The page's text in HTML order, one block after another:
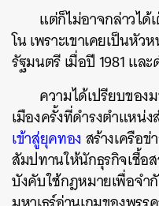
แต่ก็ไม่อาจกล่าวได้
โน เพราะเขาเคยเป็นหั
รัฐมนตรี เมื่อปี 1981 แล
ความได้เปรียบของ
เมืองครั้งที่ดำรงตำแหน่
เข้าสู่ยุคทองสร้างเครือ
สัมปทานให้นักธุรกิจเชื้
บังคับใช้กฎหมายเพื่อจำ